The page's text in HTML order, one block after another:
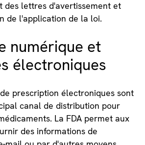
des lettres d'avertissement et
de l'application de la loi.
numérique et
électroniques
prescription électroniques sont
canal de distribution pour
La FDA permet aux
des informations de